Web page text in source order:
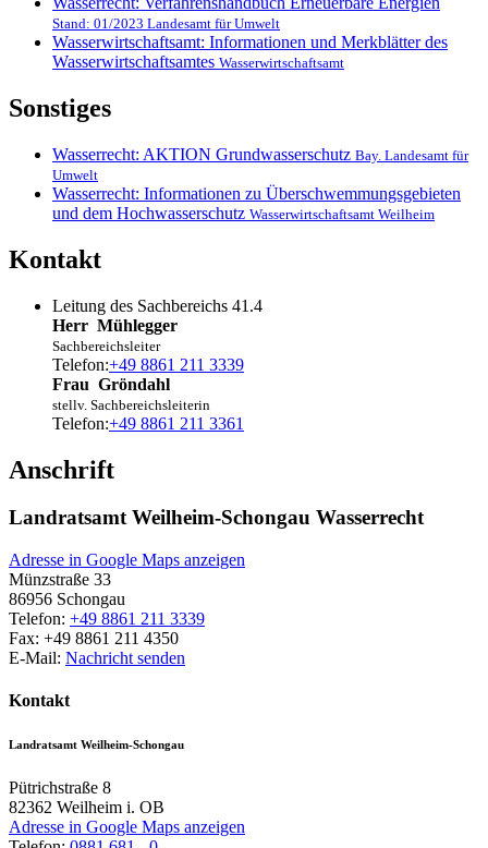
Stand: 01/2023 Landesamt für Umwelt
Wasserwirtschaftsamt: Informationen und Merkblätter des
Wasserwirtschaftsamtes Wasserwirtschaftsamt
Sonstiges
Wasserrecht: AKTION Grundwasserschutz Bay. Landesamt für
Umwelt
Wasserrecht: Informationen zu Überschwemmungsgebieten
und dem Hochwasserschutz Wasserwirtschaftsamt Weilheim
Kontakt
Leitung des Sachbereichs 41.4
Herr Mühlegger
Sachbereichsleiter
Telefon:+49 8861 211 3339
Frau Gröndahl
stellv. Sachbereichsleiterin
Telefon:+49 8861 211 3361
Anschrift
Landratsamt Weilheim-Schongau Wasserrecht
Adresse in Google Maps anzeigen
Münzstraße 33
86956 Schongau
Telefon: +49 8861 211 3339
Fax: +49 8861 211 4350
E-Mail: Nachricht senden
Kontakt
Landratsamt Weilheim-Schongau
Pütrichstraße 8
82362 Weilheim i. OB
Adresse in Google Maps anzeigen